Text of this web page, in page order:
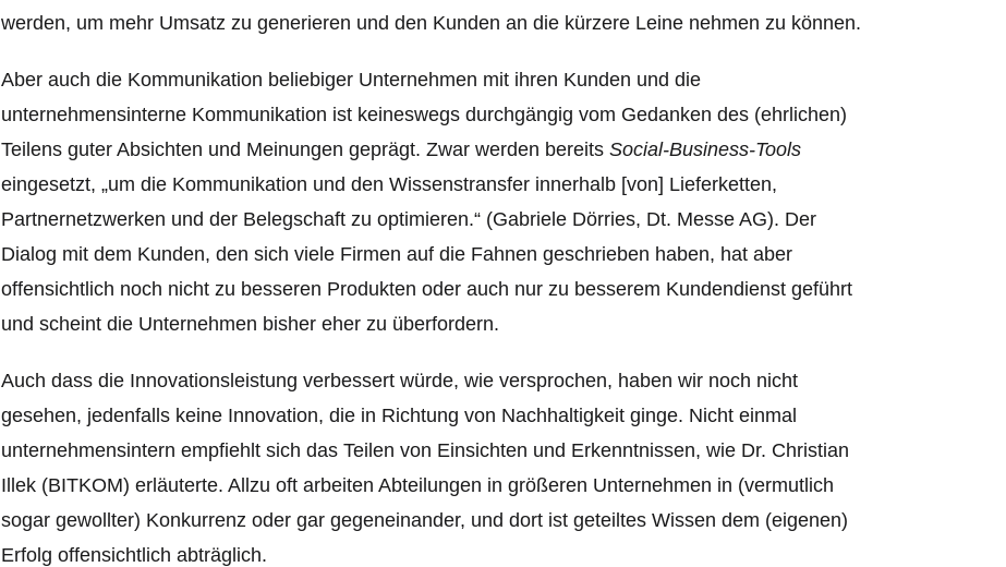
werden, um mehr Umsatz zu generieren und den Kunden an die kürzere Leine nehmen zu können.
Aber auch die Kommunikation beliebiger Unternehmen mit ihren Kunden und die
unternehmensinterne Kommunikation ist keineswegs durchgängig vom Gedanken des (ehrlichen)
Teilens guter Absichten und Meinungen geprägt. Zwar werden bereits Social-Business-Tools
eingesetzt, „um die Kommunikation und den Wissenstransfer innerhalb [von] Lieferketten,
Partnernetzwerken und der Belegschaft zu optimieren.“ (Gabriele Dörries, Dt. Messe AG). Der
Dialog mit dem Kunden, den sich viele Firmen auf die Fahnen geschrieben haben, hat aber
offensichtlich noch nicht zu besseren Produkten oder auch nur zu besserem Kundendienst geführt
und scheint die Unternehmen bisher eher zu überfordern.
Auch dass die Innovationsleistung verbessert würde, wie versprochen, haben wir noch nicht
gesehen, jedenfalls keine Innovation, die in Richtung von Nachhaltigkeit ginge. Nicht einmal
unternehmensintern empfiehlt sich das Teilen von Einsichten und Erkenntnissen, wie Dr. Christian
Illek (BITKOM) erläuterte. Allzu oft arbeiten Abteilungen in größeren Unternehmen in (vermutlich
sogar gewollter) Konkurrenz oder gar gegeneinander, und dort ist geteiltes Wissen dem (eigenen)
Erfolg offensichtlich abträglich.